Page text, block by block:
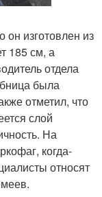
он изготовлен из
185 см, а
отдела
была
отметил, что
слой
На
когда-
относят